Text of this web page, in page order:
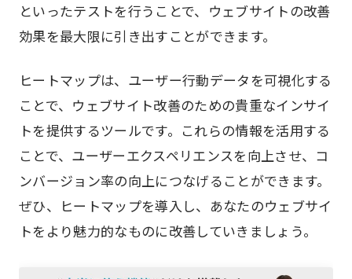
といったテストを行うことで、ウェブサイトの改善
効果を最大限に引き出すことができます。
ヒートマップは、ユーザー行動データを可視化する
ことで、ウェブサイト改善のための貴重なインサイ
トを提供するツールです。これらの情報を活用する
ことで、ユーザーエクスペリエンスを向上させ、コ
ンバージョン率の向上につなげることができます。
ぜひ、ヒートマップを導入し、あなたのウェブサイ
トをより魅力的なものに改善していきましょう。